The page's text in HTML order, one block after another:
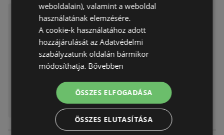
03.04-ig
Akciós újság
már nem érvényes
Távolság: 0,55 km
weboldalain), valamint a weboldal
használatának elemzésére.
A cookie-k használatához adott
hozzájárulását az Adatvédelmi
szabályzatunk oldalán bármikor
módosíthatja. Bővebben
ÖSSZES ELFOGADÁSA
ÖSSZES ELUTASÍTÁSA